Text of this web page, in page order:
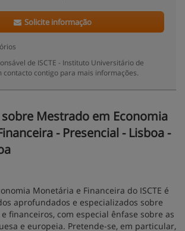
Solicite informação
de ISCTE - Instituto Universitário de
contacto contigo para mais informações.
Mestrado em Economia
- Presencial - Lisboa -
Monetária e Financeira do ISCTE é
aprofundados e especializados sobre
financeiros, com especial ênfase sobre as
e europeia. Pretende-se, em particular,